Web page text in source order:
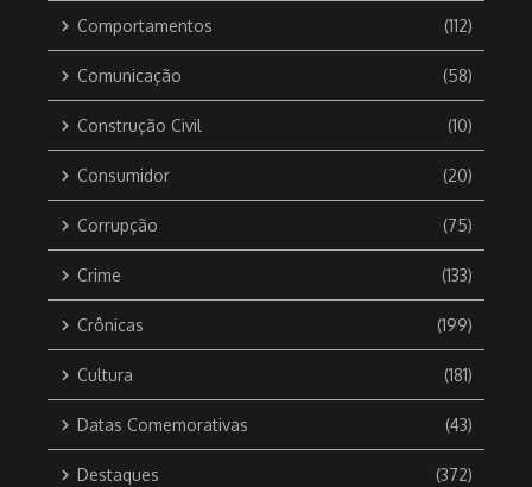
Comportamentos (112)
Comunicação (58)
Construção Civil (10)
Consumidor (20)
Corrupção (75)
Crime (133)
Crônicas (199)
Cultura (181)
Datas Comemorativas (43)
Destaques (372)